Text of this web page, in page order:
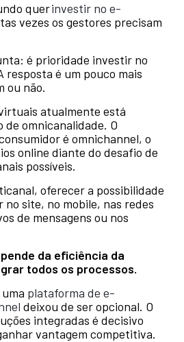
querinvestir no e-
vezes os gestores precisam
é prioridade investir no
resposta é um pouco mais
ou não.
atualmente está
de omnicanalidade. O
é omnichannel, o
online diante do desafio de
possíveis.
oferecer a possibilidade
site, no mobile, nas redes
de mensagens ou nos
da eficiência da
todos os processos.
plataforma de e-
deixou de ser opcional. O
integradas é decisivo
vantagem competitiva.